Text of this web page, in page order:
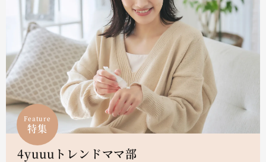
Feature
特集
4yuuuトレンドママ部